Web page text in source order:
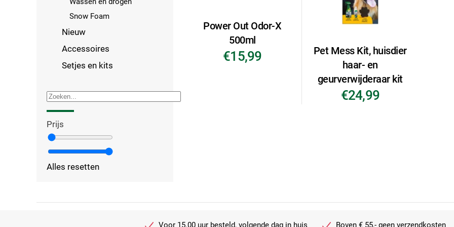
Power Out Odor-X
500ml
€15,99
Pet Mess Kit, huisdier
haar- en
geurverwijderaar kit
€24,99
Snow Foam
Nieuw
Accessoires
Setjes en kits
Prijs
Alles resetten
Voor 15.00 uur besteld, volgende dag in huis Boven € 55,- geen verzendkosten